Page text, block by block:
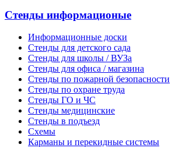
Стенды информационые
Информационные доски
Стенды для детского сада
Стенды для школы / ВУЗа
Стенды для офиса / магазина
Стенды по пожарной безопасности
Стенды по охране труда
Стенды ГО и ЧС
Стенды медицинские
Стенды в подъезд
Схемы
Карманы и перекидные системы